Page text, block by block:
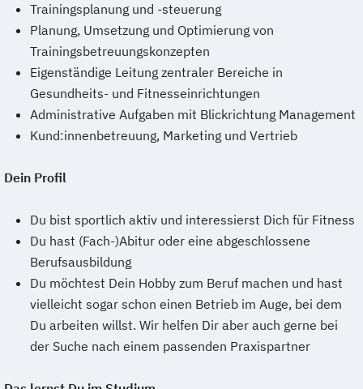
Trainingsplanung und -steuerung
Planung, Umsetzung und Optimierung von
Trainingsbetreuungskonzepten
Eigenständige Leitung zentraler Bereiche in
Gesundheits- und Fitnesseinrichtungen
Administrative Aufgaben mit Blickrichtung Management
Kund:innenbetreuung, Marketing und Vertrieb
Dein Profil
Du bist sportlich aktiv und interessierst Dich für Fitness
Du hast (Fach-)Abitur oder eine abgeschlossene
Berufsausbildung
Du möchtest Dein Hobby zum Beruf machen und hast
vielleicht sogar schon einen Betrieb im Auge, bei dem
Du arbeiten willst. Wir helfen Dir aber auch gerne bei
der Suche nach einem passenden Praxispartner